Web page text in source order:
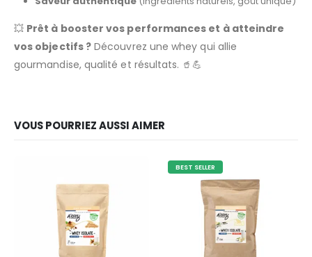
💥 Prêt à booster vos performances et à atteindre
vos objectifs ? Découvrez une whey qui allie
gourmandise, qualité et résultats. 🥤💪
VOUS POURRIEZ AUSSI AIMER
BEST SELLER